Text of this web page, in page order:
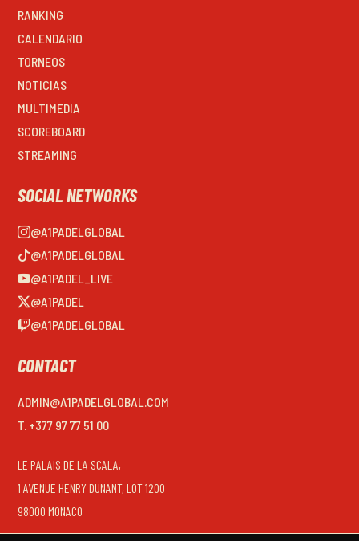
RANKING
CALENDARIO
TORNEOS
NOTICIAS
MULTIMEDIA
SCOREBOARD
STREAMING
SOCIAL NETWORKS
@A1PADELGLOBAL
@A1PADELGLOBAL
@A1PADEL_LIVE
@A1PADEL
@A1PADELGLOBAL
CONTACT
ADMIN@A1PADELGLOBAL.COM
T. +377 97 77 51 00
LE PALAIS DE LA SCALA,
1 AVENUE HENRY DUNANT, LOT 1200
98000 MONACO